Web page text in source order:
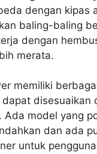
dengan kipas
baling-baling
dengan
merata.
memiliki
disesuaikan
Ada model yang
dan ada
untuk